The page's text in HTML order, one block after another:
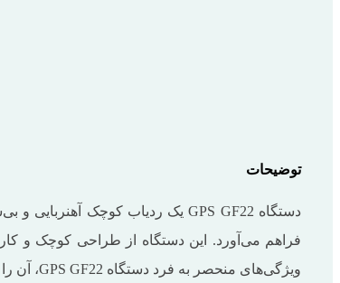
توضیحات
فراهم می‌آورد. این دستگاه از طراحی کوچک و
ویژگی‌های منحصر به فرد دستگاه GPS GF22، آن را به ابزاری بی‌نظیر برای تأمین امنیت و راحتی شما تبدیل می‌کند.